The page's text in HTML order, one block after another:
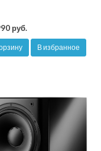
руб.
В избранное